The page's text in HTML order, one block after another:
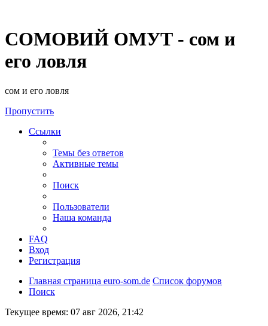
СОМОВИЙ ОМУТ - сом и
его ловля
сом и его ловля
Пропустить
Ссылки
Темы без ответов
Активные темы
Поиск
Пользователи
Наша команда
FAQ
Вход
Регистрация
Главная страница euro-som.de Список форумов
Поиск
Текущее время: 07 авг 2026, 21:42